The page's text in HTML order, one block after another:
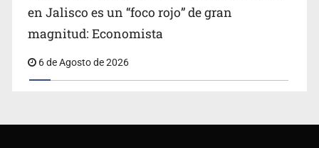
en Jalisco es un “foco rojo” de gran
magnitud: Economista
6 de Agosto de 2026